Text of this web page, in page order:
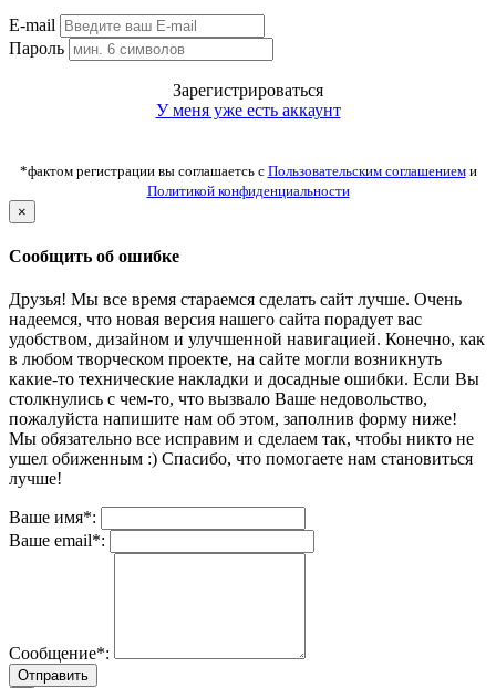
E-mail
Пароль
Зарегистрироваться
У меня уже есть аккаунт
*фактом регистрации вы соглашаетсь с Пользовательским соглашениеми
Политикой конфиденциальности
×
Сообщить об ошибке
Друзья! Мы все время стараемся сделать сайт лучше. Очень
надеемся, что новая версия нашего сайта порадует вас
удобством, дизайном и улучшенной навигацией. Конечно, как
в любом творческом проекте, на сайте могли возникнуть
какие-то технические накладки и досадные ошибки. Если Вы
столкнулись с чем-то, что вызвало Ваше недовольство,
пожалуйста напишите нам об этом, заполнив форму ниже!
Мы обязательно все исправим и сделаем так, чтобы никто не
ушел обиженным :) Спасибо, что помогаете нам становиться
лучше!
Ваше имя*:
Ваше email*:
Сообщение*:
Отправить